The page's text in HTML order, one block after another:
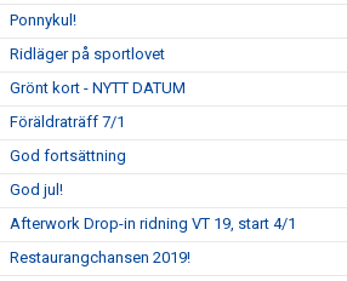
Ponnykul!
Ridläger på sportlovet
Grönt kort - NYTT DATUM
Föräldraträff 7/1
God fortsättning
God jul!
Afterwork Drop-in ridning VT 19, start 4/1
Restaurangchansen 2019!